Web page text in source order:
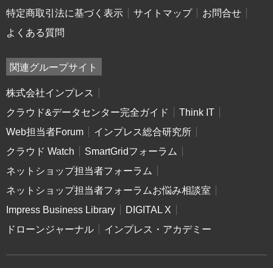
特定商取引法に基づく表示
サイトマップ
お問合せ
よくある質問
関連グループサイト
株式会社インプレス
クラウド&データセンター完全ガイド
Think IT
Web担当者Forum
インプレス総合研究所
クラウド Watch
SmartGridフォーラム
ネットショップ担当者フォーラム
ネットショップ担当者フォーラムお悩み相談室
Impress Business Library
DIGITAL X
ドローンジャーナル
インプレス・アカデミー